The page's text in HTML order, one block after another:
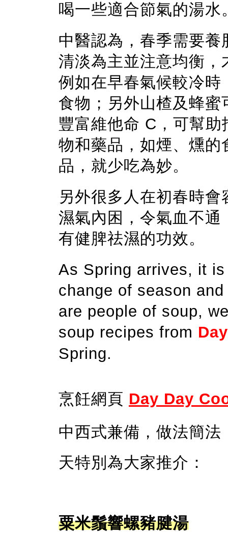
喝一些適合節氣的湯水
中醫認為，春季需要
清淡為主並注意均衡
例如在早春氣候較冷
食物；另外山楂及蜂
豐富維他命 C，可幫
物和藥品，如煙、燻
品，就少吃為妙。
另外很多人在初春時
濕氣內困，令氣血不
有健脾祛濕的功效。
As Spring arrives, it
change of season
are people of soup,
soup recipes from
Spring.
烹飪網頁 Day Day
中西式兼備，做法簡
天特別為大家推介：
粟米鬚響螺豬腱湯